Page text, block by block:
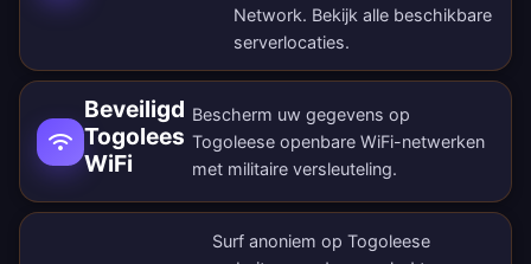
Network. Bekijk alle beschikbare
serverlocaties.
Beveiligd
Togolees
WiFi
Bescherm uw gegevens op
Togoleese openbare WiFi-netwerken
met militaire versleuteling.
Surf anoniem op Togoleese